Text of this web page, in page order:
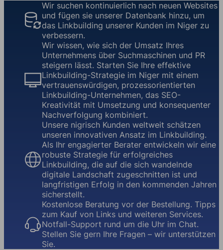
Wir suchen kontinuierlich nach neuen Websites
und fügen sie unserer Datenbank hinzu, um
das Linkbuilding unserer Kunden im Niger zu
verbessern.
Wir wissen, wie sich der Umsatz Ihres
Unternehmens über Suchmaschinen und PR
steigern lässt. Starten Sie Ihre effektive
Linkbuilding-Strategie im Niger mit einem
vertrauenswürdigen, prozessorientierten
Linkbuilding-Unternehmen, das SEO-
Kreativität mit Umsetzung und konsequenter
Nachverfolgung kombiniert.
Unsere nigrisch Kunden weltweit schätzen
unseren innovativen Ansatz im Linkbuilding.
Als Ihr engagierter Berater entwickeln wir eine
robuste Strategie für erfolgreiches
Linkbuilding, die auf die sich wandelnde
digitale Landschaft zugeschnitten ist und
langfristigen Erfolg in den kommenden Jahren
sicherstellt.
Kostenlose Beratung vor der Bestellung. Tipps
zum Kauf von Links und weiteren Services.
Notfall-Support rund um die Uhr im Chat.
Stellen Sie gern Ihre Fragen – wir unterstützen
Sie.